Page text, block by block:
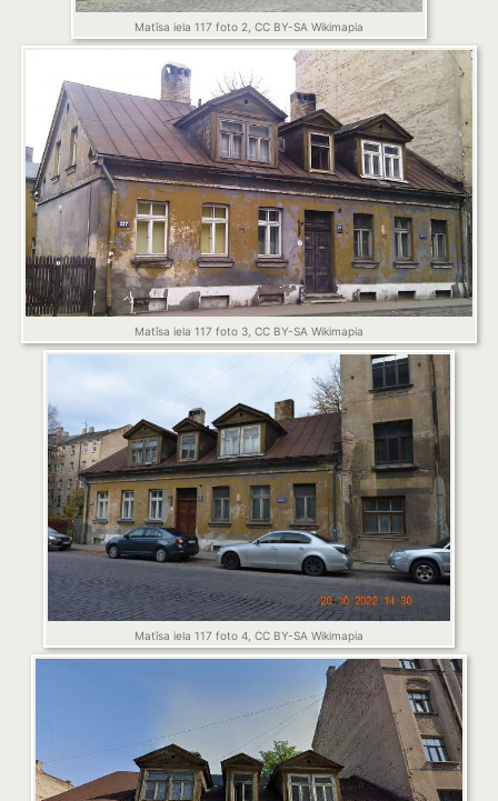
Matīsa iela 117 foto 2, CC BY-SA Wikimapia
Matīsa iela 117 foto 3, CC BY-SA Wikimapia
Matīsa iela 117 foto 4, CC BY-SA Wikimapia